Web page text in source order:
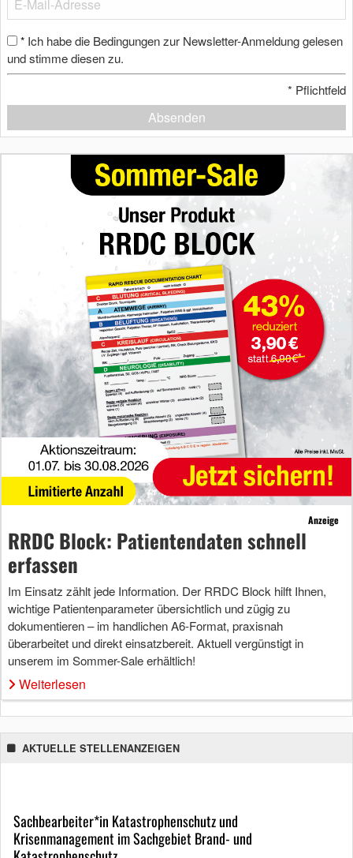
* Ich habe die Bedingungen zur Newsletter-Anmeldung gelesen
und stimme diesen zu.
* Pflichtfeld
Absenden
Anzeige
RRDC Block: Patientendaten schnell
erfassen
Im Einsatz zählt jede Information. Der RRDC Block hilft Ihnen,
wichtige Patientenparameter übersichtlich und zügig zu
dokumentieren – im handlichen A6-Format, praxisnah
überarbeitet und direkt einsatzbereit. Aktuell vergünstigt in
unserem im Sommer-Sale erhältlich!
Weiterlesen
AKTUELLE STELLENANZEIGEN
Sachbearbeiter*in Katastrophenschutz und
Krisenmanagement im Sachgebiet Brand- und